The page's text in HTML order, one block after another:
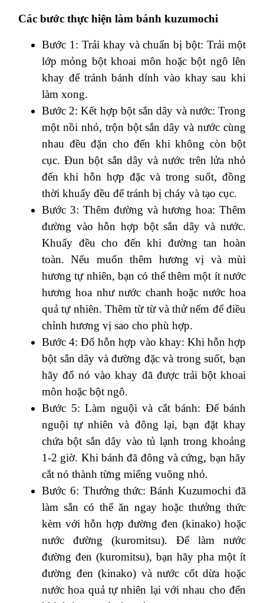
Các bước thực hiện làm bánh kuzumochi
Bước 1: Trải khay và chuẩn bị bột: Trải một
lớp mỏng bột khoai môn hoặc bột ngô lên
khay để tránh bánh dính vào khay sau khi
làm xong.
Bước 2: Kết hợp bột sắn dây và nước: Trong
một nồi nhỏ, trộn bột sắn dây và nước cùng
nhau đều đặn cho đến khi không còn bột
cục. Đun bột sắn dây và nước trên lửa nhỏ
đến khi hỗn hợp đặc và trong suốt, đồng
thời khuấy đều để tránh bị cháy và tạo cục.
Bước 3: Thêm đường và hương hoa: Thêm
đường vào hỗn hợp bột sắn dây và nước.
Khuấy đều cho đến khi đường tan hoàn
toàn. Nếu muốn thêm hương vị và mùi
hương tự nhiên, bạn có thể thêm một ít nước
hương hoa như nước chanh hoặc nước hoa
quả tự nhiên. Thêm từ từ và thử nếm để điều
chỉnh hương vị sao cho phù hợp.
Bước 4: Đổ hỗn hợp vào khay: Khi hỗn hợp
bột sắn dây và đường đặc và trong suốt, bạn
hãy đổ nó vào khay đã được trải bột khoai
môn hoặc bột ngô.
Bước 5: Làm nguội và cắt bánh: Để bánh
nguội tự nhiên và đông lại, bạn đặt khay
chứa bột sắn dây vào tủ lạnh trong khoảng
1-2 giờ. Khi bánh đã đông và cứng, bạn hãy
cắt nó thành từng miếng vuông nhỏ.
Bước 6: Thưởng thức: Bánh Kuzumochi đã
làm sẵn có thể ăn ngay hoặc thưởng thức
kèm với hỗn hợp đường đen (kinako) hoặc
nước đường (kuromitsu). Để làm nước
đường đen (kuromitsu), bạn hãy pha một ít
đường đen (kinako) và nước cốt dừa hoặc
nước hoa quả tự nhiên lại với nhau cho đến